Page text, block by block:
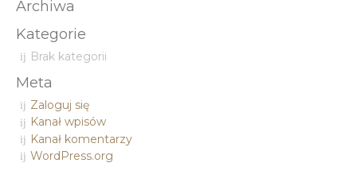
Archiwa
Kategorie
Brak kategorii
Meta
Zaloguj się
Kanał wpisów
Kanał komentarzy
WordPress.org